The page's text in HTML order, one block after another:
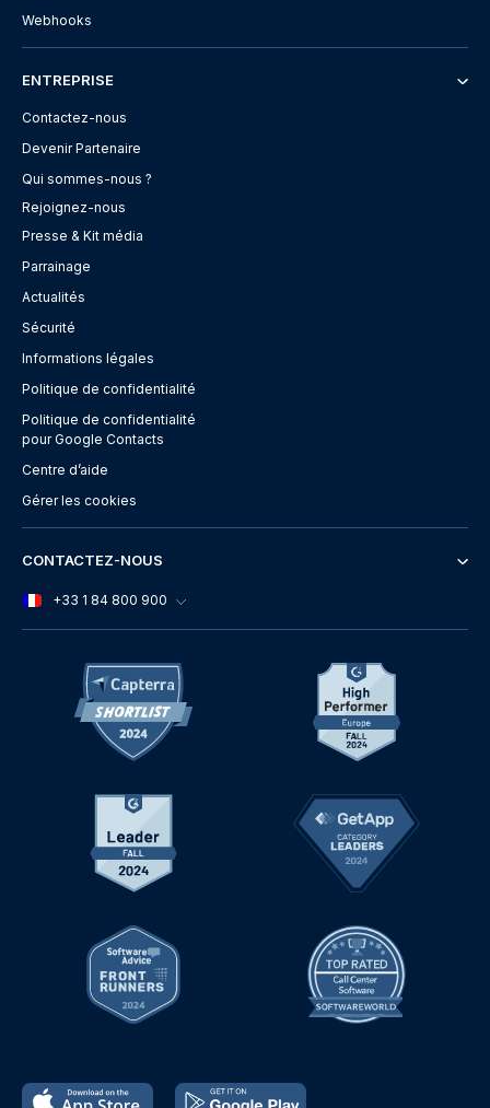
Webhooks
ENTREPRISE
Contactez-nous
Devenir Partenaire
Qui sommes-nous ?
Rejoignez-nous
Presse & Kit média
Parrainage
Actualités
Sécurité
Informations légales
Politique de confidentialité
Politique de confidentialité
pour Google Contacts
Centre d’aide
Gérer les cookies
CONTACTEZ-NOUS
+33 1 84 800 900